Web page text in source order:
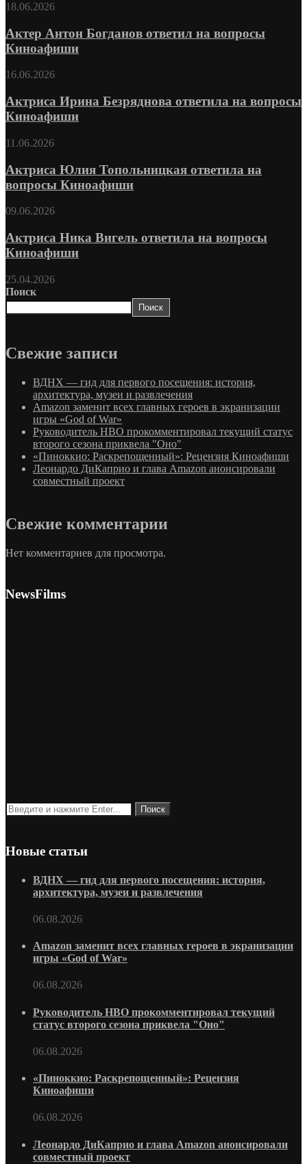
18.06.2026
Актер Антон Богданов ответил на вопросы
Киноафиши
16.06.2026
Актриса Ирина Безряднова ответила на вопросы
Киноафиши
11.06.2026
Актриса Юлия Топольницкая ответила на
вопросы Киноафиши
09.06.2026
Актриса Ника Вигель ответила на вопросы
Киноафиши
25.04.2026
Поиск
Поиск
Свежие записи
ВДНХ — гид для первого посещения: история,
архитектура, музеи и развлечения
Amazon заменит всех главных героев в экранизации
игры «God of War»
Руководитель HBO прокомментировал текущий статус
второго сезона приквела "Оно"
«Пиноккио: Раскрепощенный»: Рецензия Киноафиши
Леонардо ДиКаприо и глава Amazon анонсировали
совместный проект
Свежие комментарии
Нет комментариев для просмотра.
NewsFilms
Новые статьи
ВДНХ — гид для первого посещения: история,
архитектура, музеи и развлечения
06.08.2026
Amazon заменит всех главных героев в экранизации
игры «God of War»
06.08.2026
Руководитель HBO прокомментировал текущий
статус второго сезона приквела "Оно"
06.08.2026
«Пиноккио: Раскрепощенный»: Рецензия
Киноафиши
06.08.2026
Леонардо ДиКаприо и глава Amazon анонсировали
совместный проект